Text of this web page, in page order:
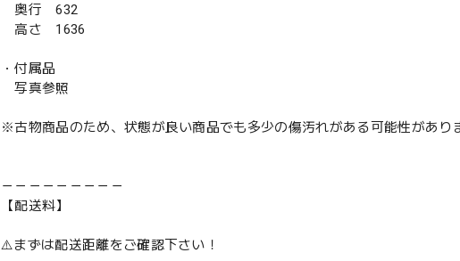
奥行 632
高さ 1636
・付属品
写真参照
※古物商品のため、状態が良い商品でも多少の傷汚れがある可能性があり
－－－－－－－－－
【配送料】
⚠️まずは配送距離をご確認下さい！